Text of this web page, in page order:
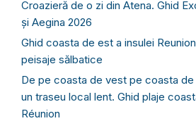
Croazieră de o zi din Atena. Ghid
și Aegina 2026
Ghid coasta de est a insulei
peisaje sălbatice
De pe coasta de vest pe coasta de
un traseu local lent. Ghid plaje
Réunion